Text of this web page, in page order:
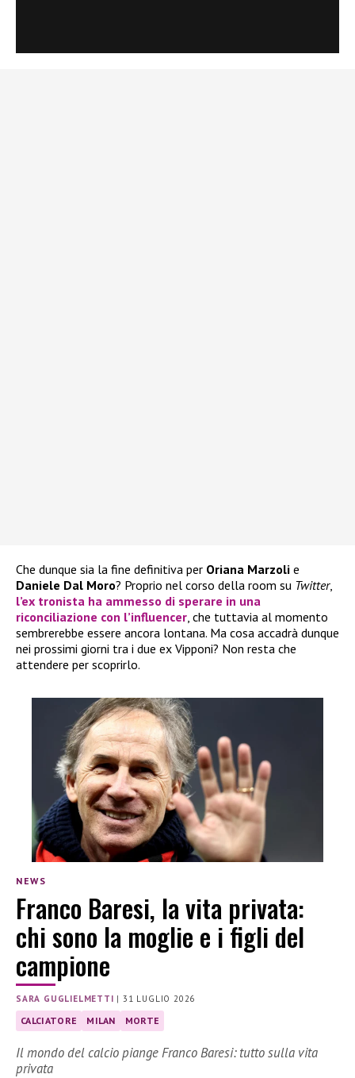
Che dunque sia la fine definitiva per Oriana Marzoli e
Daniele Dal Moro? Proprio nel corso della room su Twitter,
l’ex tronista ha ammesso di sperare in una
riconciliazione con l’influencer, che tuttavia al momento
sembrerebbe essere ancora lontana. Ma cosa accadrà dunque
nei prossimi giorni tra i due ex Vipponi? Non resta che
attendere per scoprirlo.
NEWS
Franco Baresi, la vita privata:
chi sono la moglie e i figli del
campione
SARA GUGLIELMETTI |31 LUGLIO 2026
CALCIATORE MILAN MORTE
Il mondo del calcio piange Franco Baresi: tutto sulla vita
privata